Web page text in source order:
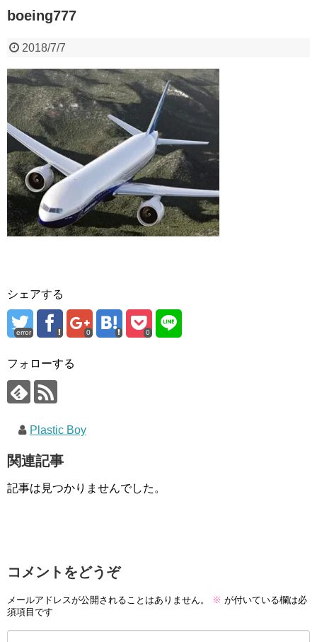
boeing777
2018/7/7
シェアする
error 0 0
フォローする
Plastic Boy
関連記事
記事は見つかりませんでした。
コメントをどうぞ
メールアドレスが公開されることはありません。 ※ が付いている欄は必
須項目です